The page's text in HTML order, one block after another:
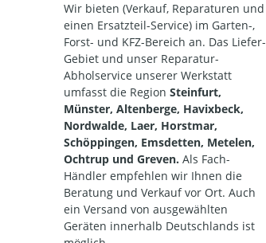
Wir bieten (Verkauf, Reparaturen und
einen Ersatzteil-Service) im Garten-,
Forst- und KFZ-Bereich an. Das Liefer-
Gebiet und unser Reparatur-
Abholservice unserer Werkstatt
umfasst die Region Steinfurt,
Münster, Altenberge, Havixbeck,
Nordwalde, Laer, Horstmar,
Schöppingen, Emsdetten, Metelen,
Ochtrup und Greven. Als Fach-
Händler empfehlen wir Ihnen die
Beratung und Verkauf vor Ort. Auch
ein Versand von ausgewählten
Geräten innerhalb Deutschlands ist